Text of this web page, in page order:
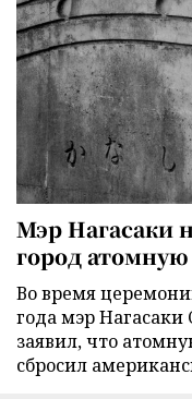
Мэр Нагасаки
город
Во время
года мэр
заявил, что
сбросил